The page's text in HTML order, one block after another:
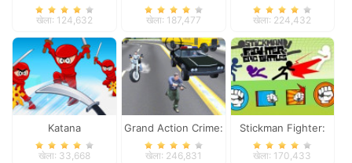
Revenge
खेला: 124,632 खेला: 187,477 खेला: 224,432
Katana
खेला: 33,668
Grand Action Crime:
New York Car Gang
खेला: 246,831
Stickman Fighter:
Epic Battles
खेला: 170,433